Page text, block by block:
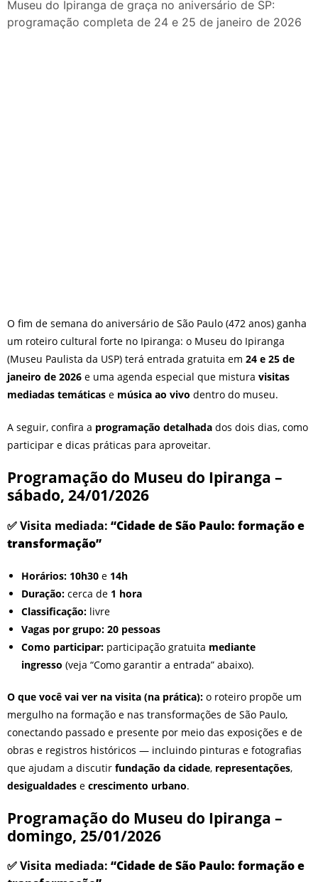
passeios imperdíveis
O que fazer em São Paulo
Museu do Ipiranga de graça no aniversário de SP:
programação completa de 24 e 25 de janeiro de 2026
O fim de semana do aniversário de São Paulo (472 anos) ganha
um roteiro cultural forte no Ipiranga: o Museu do Ipiranga
(Museu Paulista da USP) terá entrada gratuita em 24 e 25 de
janeiro de 2026 e uma agenda especial que mistura visitas
mediadas temáticas e música ao vivo dentro do museu.
A seguir, confira a programação detalhada dos dois dias, como
participar e dicas práticas para aproveitar.
Programação do Museu do Ipiranga –
sábado, 24/01/2026
✅ Visita mediada: “Cidade de São Paulo: formação e
transformação”
Horários: 10h30 e 14h
Duração: cerca de 1 hora
Classificação: livre
Vagas por grupo: 20 pessoas
Como participar: participação gratuita mediante
ingresso (veja “Como garantir a entrada” abaixo).
O que você vai ver na visita (na prática): o roteiro propõe um
mergulho na formação e nas transformações de São Paulo,
conectando passado e presente por meio das exposições e de
obras e registros históricos — incluindo pinturas e fotografias
que ajudam a discutir fundação da cidade, representações,
desigualdades e crescimento urbano.
Programação do Museu do Ipiranga –
domingo, 25/01/2026
✅ Visita mediada: “Cidade de São Paulo: formação e